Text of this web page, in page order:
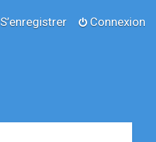
Connexion
S’enregistrer